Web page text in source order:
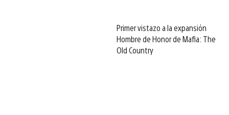
Primer vistazo a la expansión
Hombre de Honor de Mafia: The
Old Country